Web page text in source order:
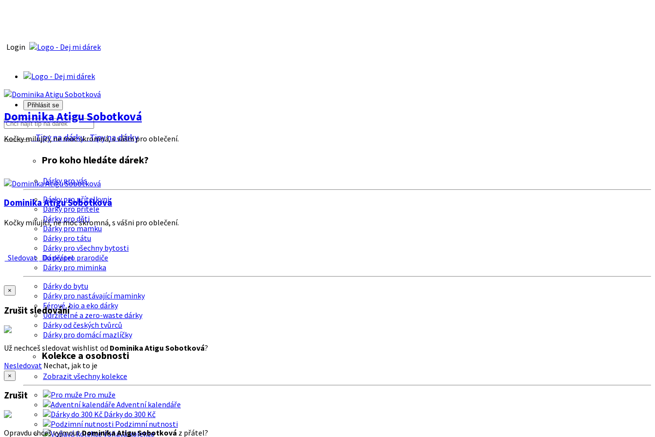
Login
Přihlásit se
Tipy na dárkyTipy na dárky
Pro koho hledáte dárek?
Dárky pro vás
Dárky pro přítelkyni
Dárky pro přítele
Dárky pro děti
Dárky pro mamku
Dárky pro tátu
Dárky pro všechny bytosti
Dárky pro prarodiče
Dárky pro miminka
Dárky do bytu
Dárky pro nastávající maminky
Férové, bio a eko dárky
Udržitelné a zero-waste dárky
Dárky od českých tvůrců
Dárky pro domácí mazlíčky
Kolekce a osobnosti
Zobrazit všechny kolekce
Pro muže
Adventní kalendáře
Dárky do 300 Kč
Podzimní nutnosti
Voňavá kolekce
Dominika Atigu Sobotková
Kočky milující, ne moc skromná, s vášni pro oblečení.
Dominika Atigu Sobotková
Kočky milující, ne moc skromná, s vášni pro oblečení.
Sledovat Do přátel
×
Zrušit sledování
Už nechceš sledovat wishlist od Dominika Atigu Sobotková?
Nesledovat Nechat, jak to je
×
Zrušit
Opravdu chceš vyjmoutDominika Atigu Sobotková z přátel?